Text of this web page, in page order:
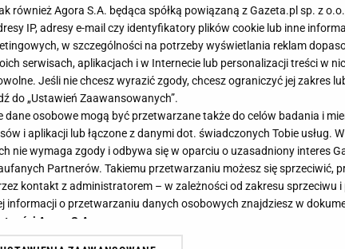
mojego męża. To tylko
również Agora S.A. będąca spółką powiązaną z Gazeta.pl sp. z
IP, adresy e-mail czy identyfikatory plików cookie lub inne
w szczególności na potrzeby wyświetlania reklam
serwisach, aplikacjach i w Internecie lub personalizacji treści w
Jeśli nie chcesz wyrazić zgody, chcesz ograniczyć jej zakres
do „Ustawień Zaawansowanych”.
dane osobowe mogą być przetwarzane także do celów badania i
i aplikacji lub łączone z danymi dot. świadczonych Tobie usług.
nie wymaga zgody i odbywa się w oparciu o uzasadniony interes
Partnerów. Takiemu przetwarzaniu możesz się sprzeciwić,
kontakt z administratorem – w zależności od zakresu sprzeciwu
informacji o przetwarzaniu danych osobowych znajdziesz w
Agora S.A.